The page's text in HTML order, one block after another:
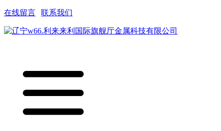
在线留言 联系我们